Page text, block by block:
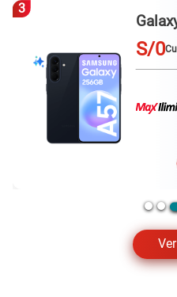
3
S/0